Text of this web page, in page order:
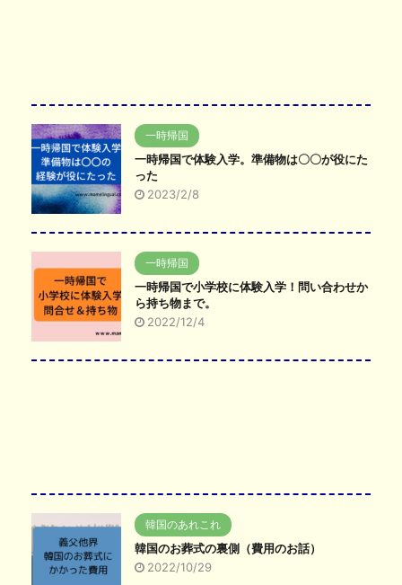
一時帰国
一時帰国で体験入学。準備物は〇〇が役にた
った
2023/2/8
一時帰国
一時帰国で小学校に体験入学！問い合わせか
ら持ち物まで。
2022/12/4
韓国のあれこれ
韓国のお葬式の裏側（費用のお話）
2022/10/29